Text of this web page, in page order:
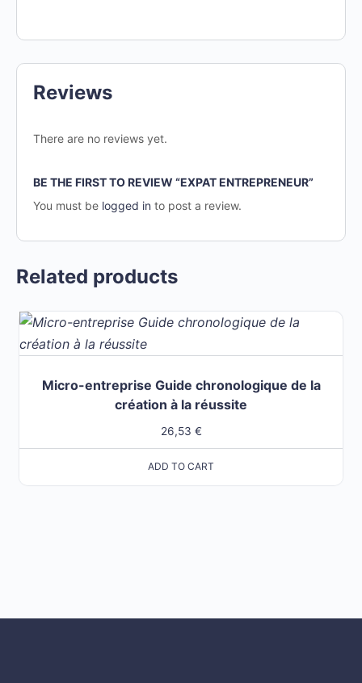
Reviews
There are no reviews yet.
BE THE FIRST TO REVIEW “EXPAT ENTREPRENEUR”
You must be logged in to post a review.
Related products
Micro-entreprise Guide chronologique de la
création à la réussite
26,53 €
ADD TO CART